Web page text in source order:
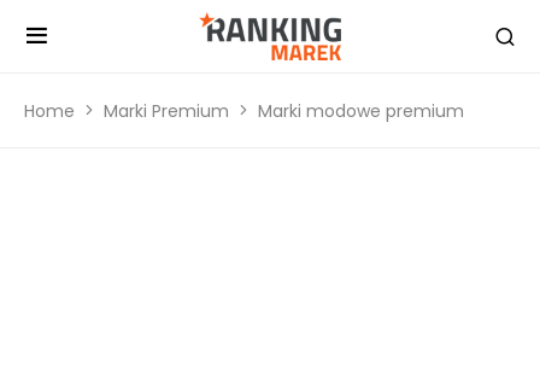
Home Marki Premium Marki modowe premium